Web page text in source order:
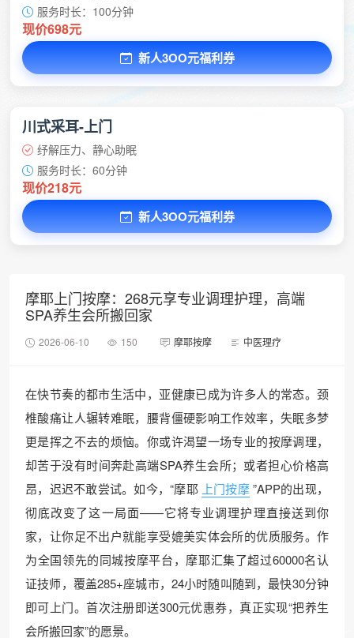
服务时长：100分钟
现价698元
新人3OO元福利券
川式采耳-上门
纾解压力、静心助眠
服务时长：60分钟
现价218元
新人3OO元福利券
摩耶上门按摩：268元享专业调理护理，高端
SPA养生会所搬回家
2026-06-10 150 摩耶按摩 中医理疗
在快节奏的都市生活中，亚健康已成为许多人的常态。颈
椎酸痛让人辗转难眠，腰背僵硬影响工作效率，失眠多梦
更是挥之不去的烦恼。你或许渴望一场专业的按摩调理，
却苦于没有时间奔赴高端SPA养生会所；或者担心价格高
昂，迟迟不敢尝试。如今，“摩耶 上门按摩”APP的出现，
彻底改变了这一局面——它将专业调理护理直接送到你
家，让你足不出户就能享受媲美实体会所的优质服务。作
为全国领先的同城按摩平台，摩耶汇集了超过60000名认
证技师，覆盖285+座城市，24小时随叫随到，最快30分钟
即可上门。首次注册即送300元优惠券，真正实现“把养生
会所搬回家”的愿景。